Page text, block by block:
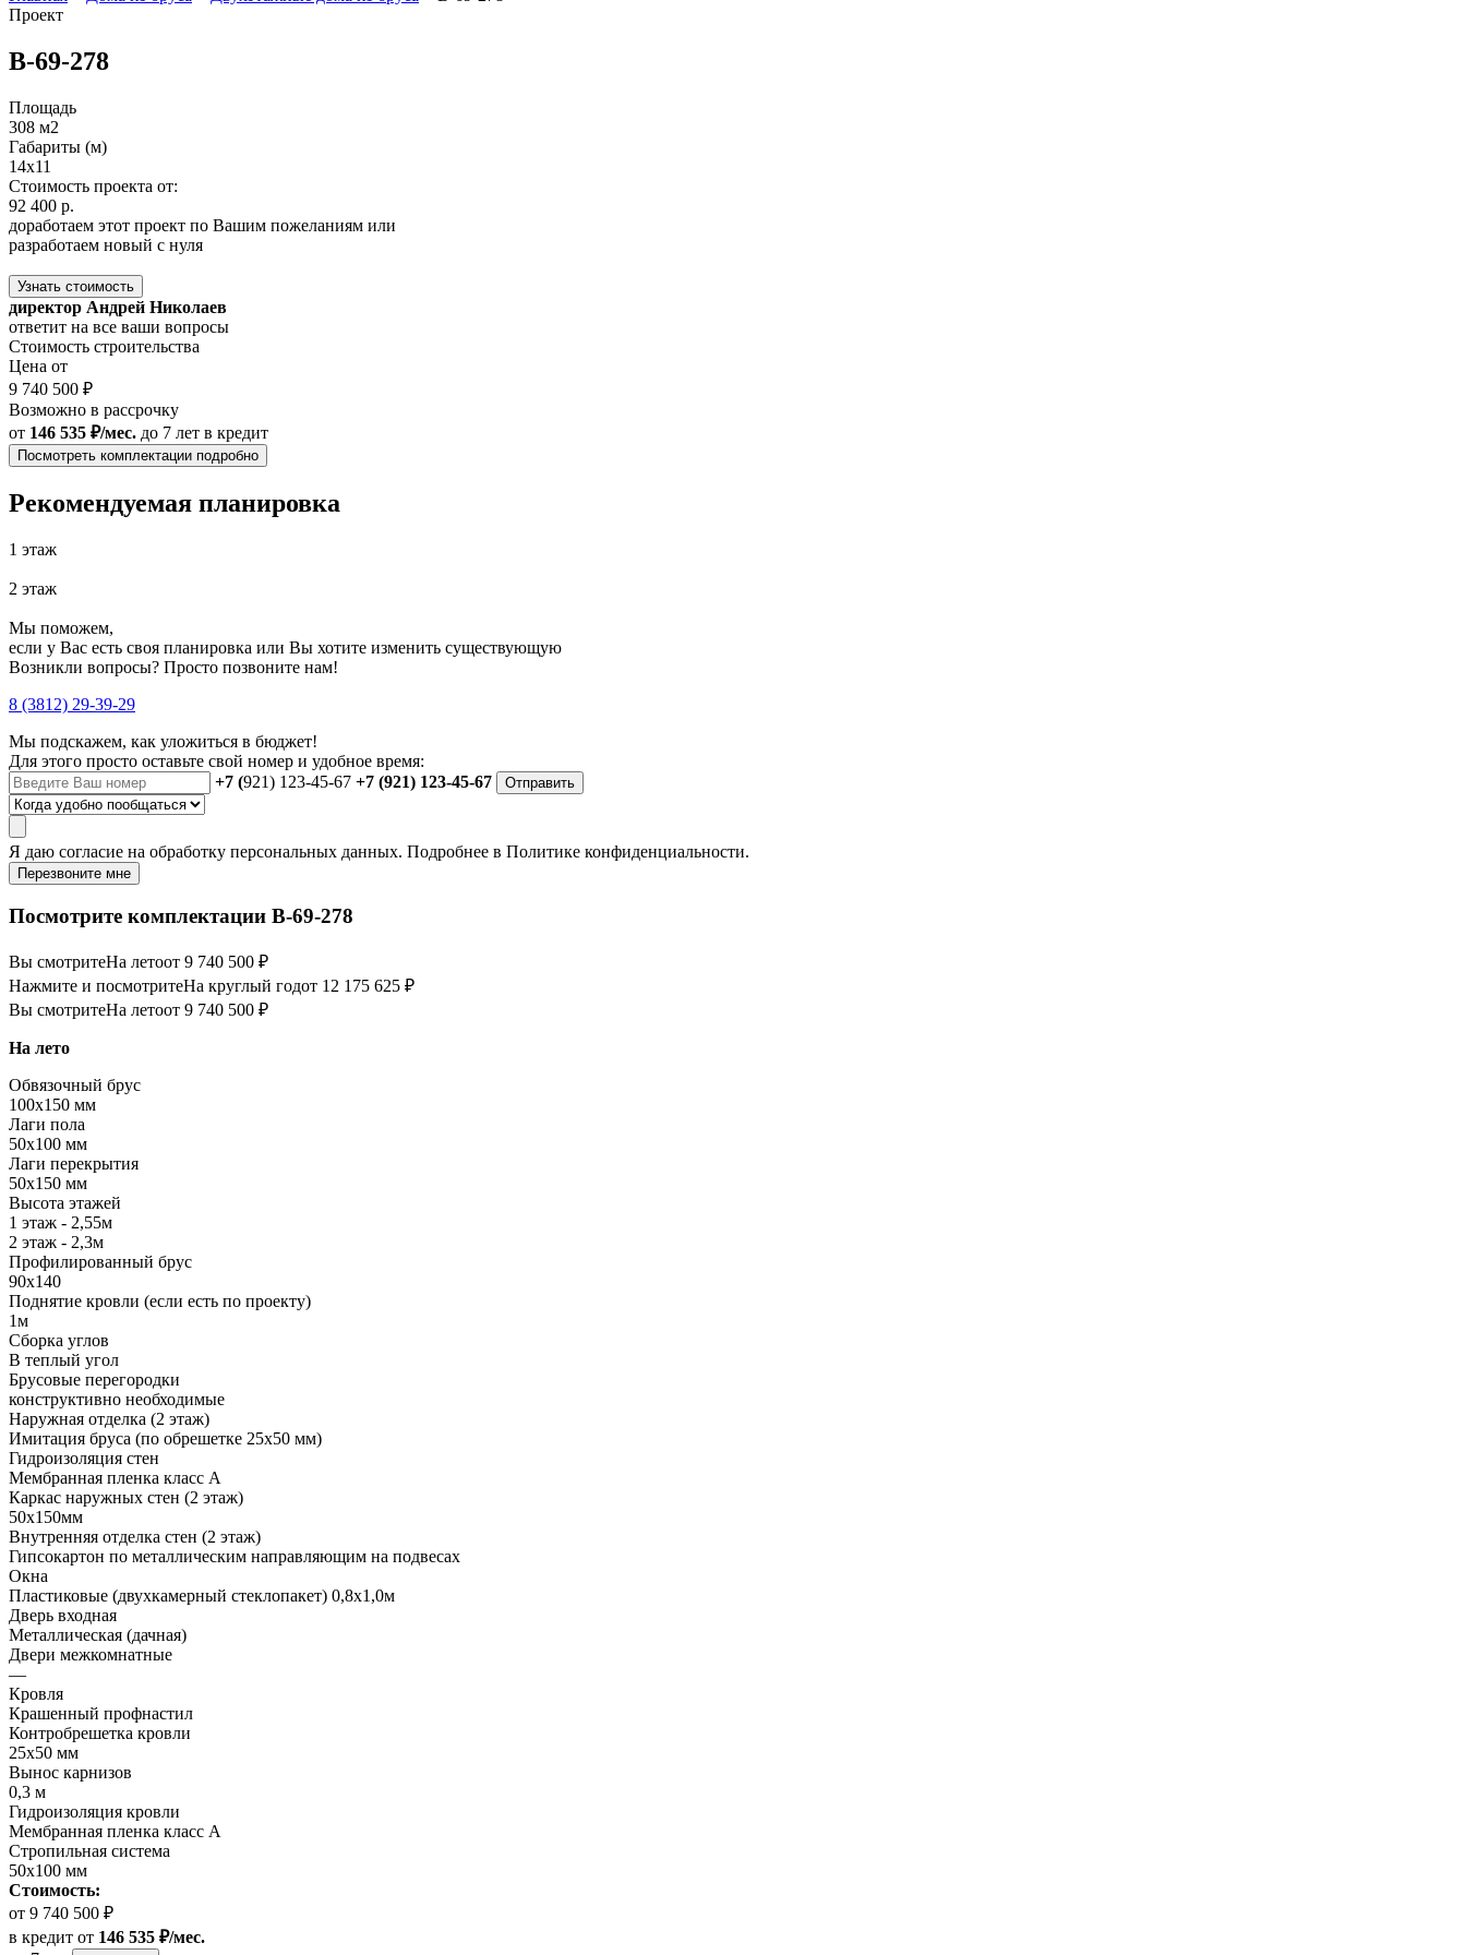
Проект
В-69-278
Площадь
308 м2
Габариты (м)
14x11
Стоимость проекта от:
92 400 р.
доработаем этот проект по Вашим пожеланиям или
разработаем новый с нуля
Узнать стоимость
директор Андрей Николаев
ответит на все ваши вопросы
Стоимость строительства
Цена от
9 740 500 ₽
Возможно в рассрочку
от 146 535 ₽/мес. до 7 лет в кредит
Посмотреть комплектации подробно
Рекомендуемая планировка
1 этаж
2 этаж
Мы поможем,
если у Вас есть своя планировка или Вы хотите изменить существующую
Возникли вопросы? Просто позвоните нам!
8 (3812) 29-39-29
Мы подскажем, как уложиться в бюджет!
Для этого просто оставьте свой номер и удобное время:
+7 (921) 123-45-67 +7 (921) 123-45-67 Отправить
Я даю согласие на обработку персональных данных. Подробнее в Политике конфиденциальности.
Перезвоните мне
Посмотрите комплектации В-69-278
Вы смотритеНа летоот 9 740 500 ₽
Нажмите и посмотритеНа круглый годот 12 175 625 ₽
Вы смотритеНа летоот 9 740 500 ₽
На лето
Обвязочный брус
100х150 мм
Лаги пола
50х100 мм
Лаги перекрытия
50х150 мм
Высота этажей
1 этаж - 2,55м
2 этаж - 2,3м
Профилированный брус
90х140
Поднятие кровли (если есть по проекту)
1м
Сборка углов
В теплый угол
Брусовые перегородки
конструктивно необходимые
Наружная отделка (2 этаж)
Имитация бруса (по обрешетке 25х50 мм)
Гидроизоляция стен
Мембранная пленка класс А
Каркас наружных стен (2 этаж)
50х150мм
Внутренняя отделка стен (2 этаж)
Гипсокартон по металлическим направляющим на подвесах
Окна
Пластиковые (двухкамерный стеклопакет) 0,8х1,0м
Дверь входная
Металлическая (дачная)
Двери межкомнатные
—
Кровля
Крашенный профнастил
Контробрешетка кровли
25х50 мм
Вынос карнизов
0,3 м
Гидроизоляция кровли
Мембранная пленка класс А
Стропильная система
50х100 мм
Стоимость:
от 9 740 500 ₽
в кредит от 146 535 ₽/мес.